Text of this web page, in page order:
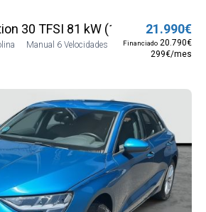
30 TFSI 81 kW (110 CV)
Manual 6 Velocidades
21.990€
Financiado 20.790€
299€/mes